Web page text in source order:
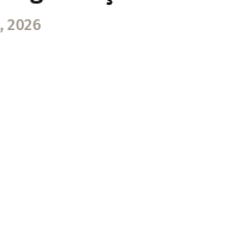
2026